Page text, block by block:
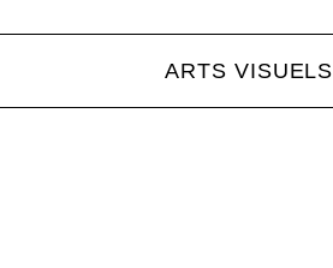
ARTS VISUELS